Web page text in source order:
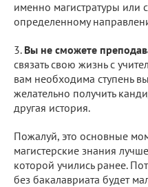
именно магистратуры или
определенному
3. Вы не сможете
связать свою жизнь с
вам необходима ступень
желательно получить
другая история.
Пожалуй, это основные
магистерские знания
которой учились ранее.
без бакалавриата будет